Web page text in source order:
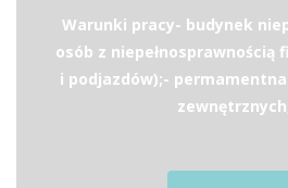
Warunki pracy- budynek
osób z niepełnosprawnością
i podjazdów);-